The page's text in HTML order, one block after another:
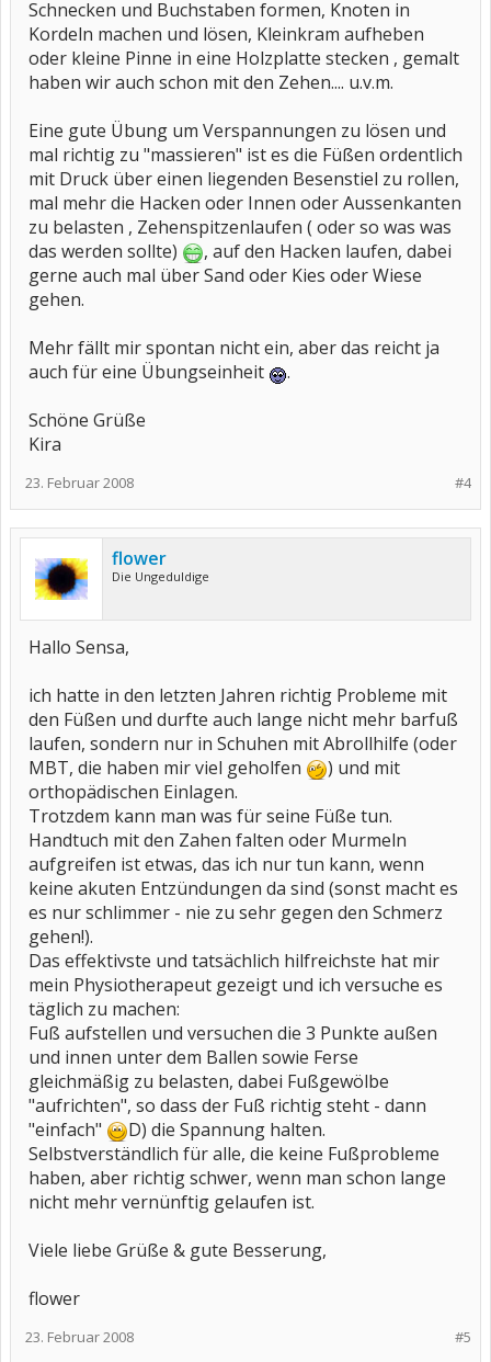
Schnecken und Buchstaben formen, Knoten in
Kordeln machen und lösen, Kleinkram aufheben
oder kleine Pinne in eine Holzplatte stecken , gemalt
haben wir auch schon mit den Zehen.... u.v.m.
Eine gute Übung um Verspannungen zu lösen und
mal richtig zu "massieren" ist es die Füßen ordentlich
mit Druck über einen liegenden Besenstiel zu rollen,
mal mehr die Hacken oder Innen oder Aussenkanten
zu belasten , Zehenspitzenlaufen ( oder so was was
das werden sollte)
, auf den Hacken laufen, dabei
gerne auch mal über Sand oder Kies oder Wiese
gehen.
Mehr fällt mir spontan nicht ein, aber das reicht ja
auch für eine Übungseinheit
.
Schöne Grüße
Kira
#4
23. Februar 2008
flower
Die Ungeduldige
Hallo Sensa,
ich hatte in den letzten Jahren richtig Probleme mit
den Füßen und durfte auch lange nicht mehr barfuß
laufen, sondern nur in Schuhen mit Abrollhilfe (oder
MBT, die haben mir viel geholfen
) und mit
orthopädischen Einlagen.
Trotzdem kann man was für seine Füße tun.
Handtuch mit den Zahen falten oder Murmeln
aufgreifen ist etwas, das ich nur tun kann, wenn
keine akuten Entzündungen da sind (sonst macht es
es nur schlimmer - nie zu sehr gegen den Schmerz
gehen!).
Das effektivste und tatsächlich hilfreichste hat mir
mein Physiotherapeut gezeigt und ich versuche es
täglich zu machen:
Fuß aufstellen und versuchen die 3 Punkte außen
und innen unter dem Ballen sowie Ferse
gleichmäßig zu belasten, dabei Fußgewölbe
"aufrichten", so dass der Fuß richtig steht - dann
"einfach"
D) die Spannung halten.
Selbstverständlich für alle, die keine Fußprobleme
haben, aber richtig schwer, wenn man schon lange
nicht mehr vernünftig gelaufen ist.
Viele liebe Grüße & gute Besserung,
flower
#5
23. Februar 2008